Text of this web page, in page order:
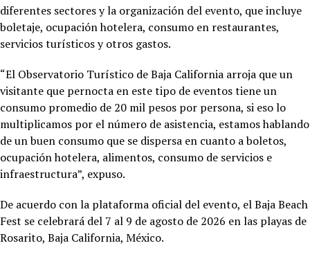
diferentes sectores y la organización del evento, que incluye
boletaje, ocupación hotelera, consumo en restaurantes,
servicios turísticos y otros gastos.
“El Observatorio Turístico de Baja California arroja que un
visitante que pernocta en este tipo de eventos tiene un
consumo promedio de 20 mil pesos por persona, si eso lo
multiplicamos por el número de asistencia, estamos hablando
de un buen consumo que se dispersa en cuanto a boletos,
ocupación hotelera, alimentos, consumo de servicios e
infraestructura”, expuso.
De acuerdo con la plataforma oficial del evento, el Baja Beach
Fest se celebrará del 7 al 9 de agosto de 2026 en las playas de
Rosarito, Baja California, México.